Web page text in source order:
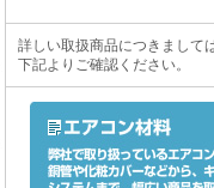
詳しい取扱商品につきまして
下記よりご確認ください。